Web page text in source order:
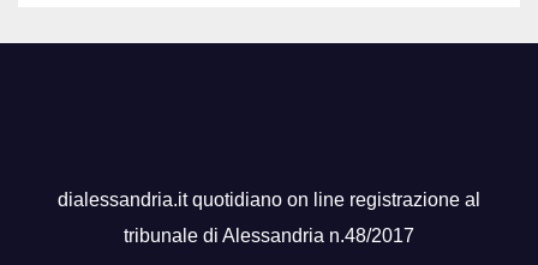
dialessandria.it quotidiano on line registrazione al
tribunale di Alessandria n.48/2017